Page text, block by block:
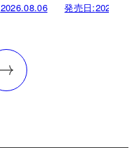
2026.08.06 発売日: